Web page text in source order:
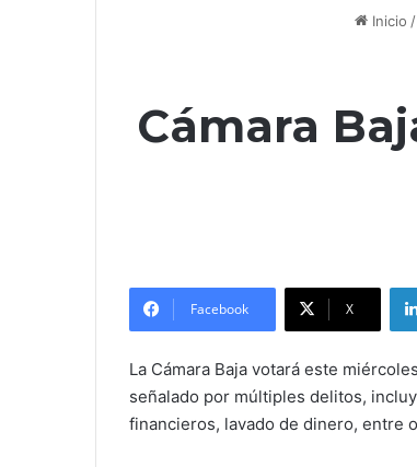
Inicio /
Cámara
Facebook X
La Cámara Baja votará este
señalado por múltiples delitos,
financieros, lavado de dinero, entre